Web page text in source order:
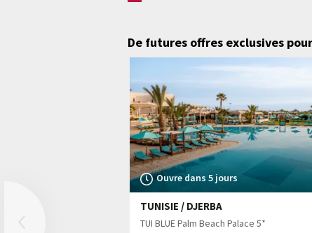
De futures offres exclusives
Ouvre dans 5 jours
TUNISIE / DJERBA
TUI BLUE Palm Beach Palace 5*